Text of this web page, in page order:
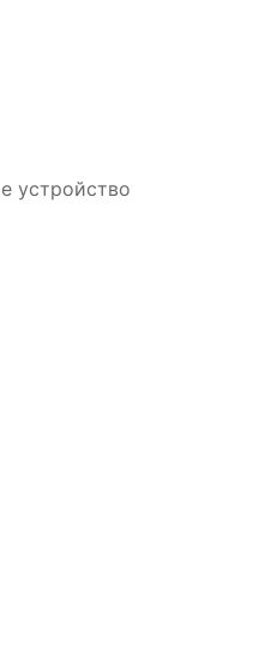
устройство